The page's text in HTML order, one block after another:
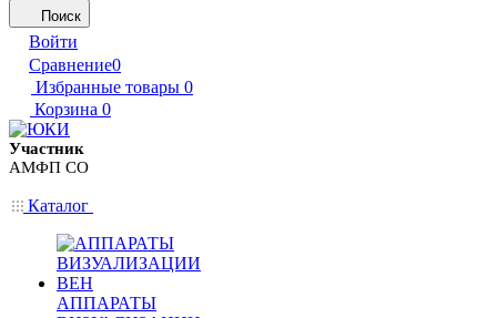
Поиск
Войти
Сравнение0
Избранные товары 0
Корзина 0
Участник
АМФП СО
Каталог
АППАРАТЫ